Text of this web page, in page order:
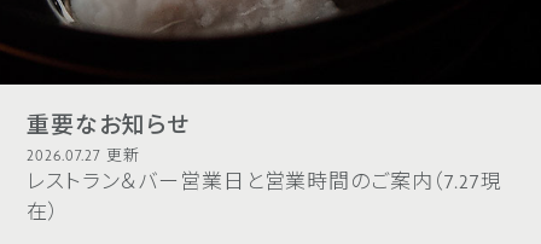
重要なお知らせ
2026.07.27 更新
レストラン＆バー営業日と営業時間のご案内（7.27現
在）